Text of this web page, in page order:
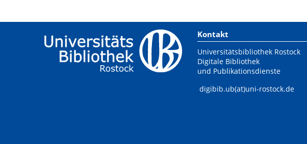
Kontakt
Universitätsbibliothek Rostock
Digitale Bibliothek
und Publikationsdienste
digibib.ub(at)uni-rostock.de